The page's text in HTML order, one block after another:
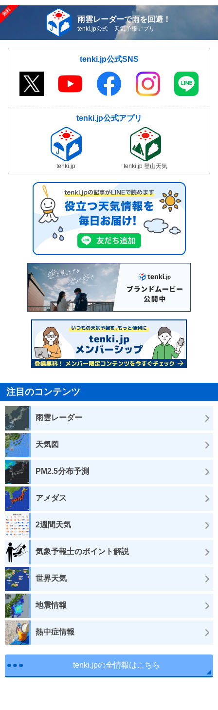
雨雲レーダーで雨を回避！
tenki.jp公式 天気予報アプリ
tenki.jp公式SNS
tenki.jp公式アプリ
tenki.jp tenki.jp 登山天気
注目のコンテンツ
雨雲レーダー
天気図
PM2.5分布予測
アメダス
2週間天気
気象予報士のポイント解説
世界天気
地震情報
熱中症情報
tenki.jpの全情報はこちら